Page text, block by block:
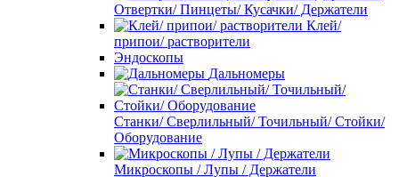
Отвертки/ Пинцеты/ Кусачки/ Держатели
Клей/
припои/ растворители
Эндоскопы
Дальномеры
Станки/ Сверлильный/ Точильный/ Стойки/
Оборудование
Микроскопы / Лупы / Держатели